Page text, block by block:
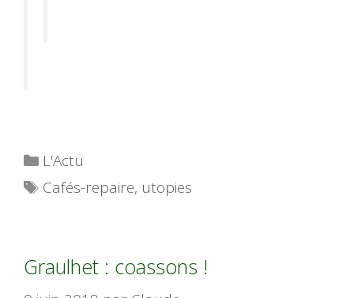
Catégories
L'Actu
Étiquettes
Cafés-repaire, utopies
Graulhet : coassons !